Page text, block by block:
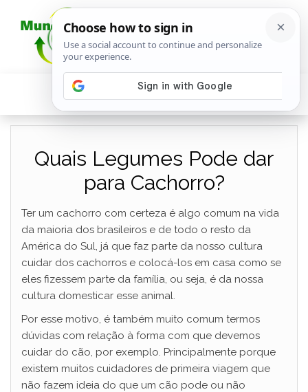
Quais Legumes Pode dar
para Cachorro?
Ter um cachorro com certeza é algo comum na vida
da maioria dos brasileiros e de todo o resto da
América do Sul, já que faz parte da nosso cultura
cuidar dos cachorros e colocá-los em casa como se
eles fizessem parte da família, ou seja, é da nossa
cultura domesticar esse animal.
Por esse motivo, é também muito comum termos
dúvidas com relação à forma com que devemos
cuidar do cão, por exemplo. Principalmente porque
existem muitos cuidadores de primeira viagem que
não fazem ideia do que um cão pode ou não